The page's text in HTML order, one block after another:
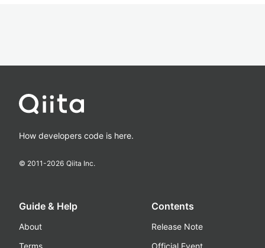
How developers code is here.
© 2011-2026 Qiita Inc.
Guide & Help
About
Terms
Contents
Release Note
Official Event